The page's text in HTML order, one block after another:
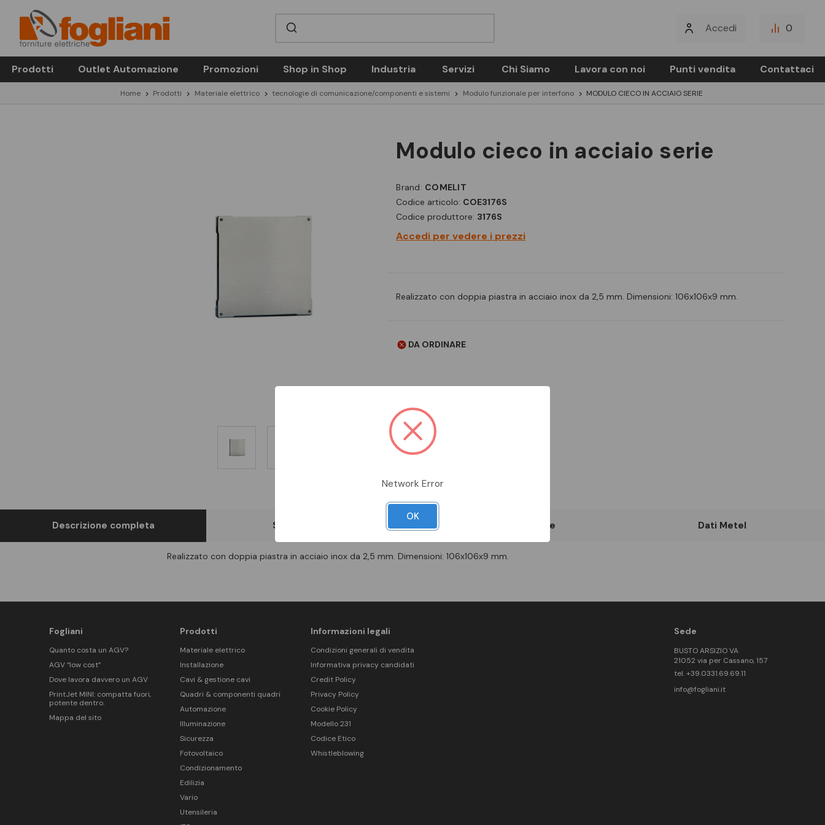
Accedi 0
Prodotti Outlet Automazione Promozioni Shop in Shop Industria Servizi Chi Siamo Lavora con noi Punti vendita Contattaci
Home Prodotti Materiale elettrico tecnologie di comunicazione/componenti e sistemi Modulo funzionale per interfono MODULO CIECO IN ACCIAIO SERIE
modulo cieco in acciaio serie
Brand: COMELIT
Codice articolo: COE3176S
Codice produttore: 3176S
Accedi per vedere i prezzi
Realizzato con doppia piastra in acciaio inox da 2,5 mm. Dimensioni: 106x106x9 mm.
DA ORDINARE
Aggiungi alla comparazione
Descrizione completa Scheda Tecnica Documentazione Dati Metel
Realizzato con doppia piastra in acciaio inox da 2,5 mm. Dimensioni: 106x106x9 mm.
Fogliani
Quanto costa un AGV?
AGV “low cost”
Dove lavora davvero un AGV
PrintJet MINI: compatta fuori,
potente dentro.
Mappa del sito
Prodotti
Materiale elettrico
Installazione
Cavi & gestione cavi
Quadri & componenti quadri
Automazione
Illuminazione
Sicurezza
Fotovoltaico
Condizionamento
Edilizia
Vario
Utensileria
Informazioni legali
Condizioni generali di vendita
Informativa privacy candidati
Credit Policy
Privacy Policy
Cookie Policy
Modello 231
Codice Etico
Whistleblowing
Sede
BUSTO ARSIZIO VA
21052 via per Cassano, 157
tel. +39.0331.69.69.11
info@fogliani.it
Network Error
OK